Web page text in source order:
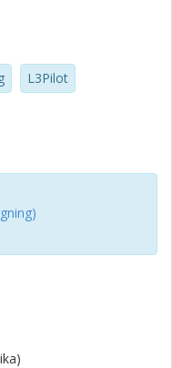
L3Pilot